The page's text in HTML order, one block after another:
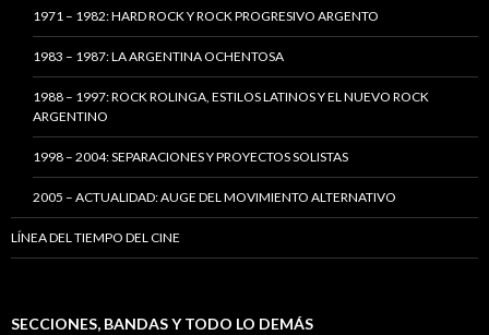
1971 – 1982: HARD ROCK Y ROCK PROGRESIVO ARGENTO
1983 – 1987: LA ARGENTINA OCHENTOSA
1988 – 1997: ROCK ROLINGA, ESTILOS LATINOS Y EL NUEVO ROCK
ARGENTINO
1998 – 2004: SEPARACIONES Y PROYECTOS SOLISTAS
2005 – ACTUALIDAD: AUGE DEL MOVIMIENTO ALTERNATIVO
LÍNEA DEL TIEMPO DEL CINE
SECCIONES, BANDAS Y TODO LO DEMÁS